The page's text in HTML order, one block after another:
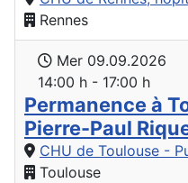
Rennes
Mer 09.09.2026
14:00 h - 17:00 h
Permanence à
Pierre-Paul
CHU de Toulouse -
Toulouse